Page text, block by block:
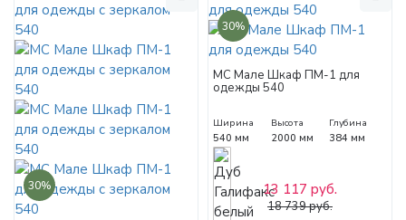
30%
30%
МС Мале Шкаф ПМ-1 для
одежды 540
Ширина
540 мм
Высота
2000 мм
Глубина
384 мм
13 117 руб.
18 739 руб.